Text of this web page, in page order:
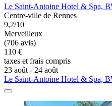
Le Saint-Antoine Hotel & Spa,
Centre-ville de Rennes
9,2/10
Merveilleux
(706 avis)
110 €
taxes et frais compris
23 août - 24 août
Le Saint-Antoine Hotel & Spa,